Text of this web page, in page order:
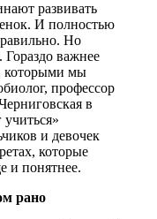
развивать
И полностью
Но
Гораздо важнее
которыми мы
профессор
в
и девочек
которые
и понятнее.
рано